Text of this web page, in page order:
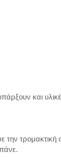
και
τρομακτική